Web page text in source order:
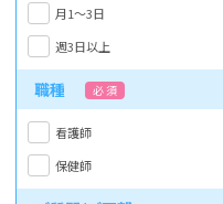
月1～3日
週3日以上
職種 必 須
看護師
保健師